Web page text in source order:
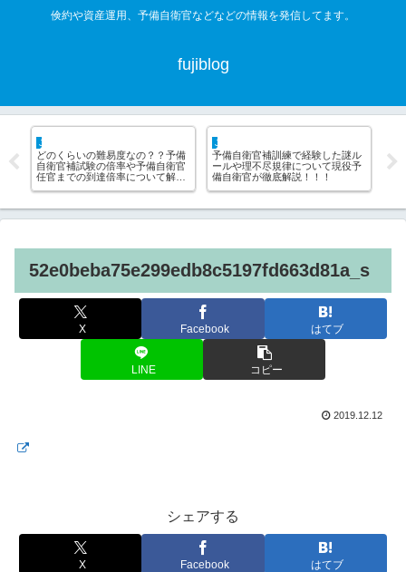
倹約や資産運用、予備自衛官などなどの情報を発信してます。
fujiblog
の？？予備
予備自衛官
ついて解
予備自衛官補訓練で経験した謎ル
ールや理不尽規律について現役予
備自衛官が徹底解説！！！
不動産屋は借主の敵！！ぼったく
られずに安く賃貸契約する方法に
ついて解説
52e0beba75e299edb8c5197fd663d81a_s
X Facebook はてブ
LINE コピー
2019.12.12
シェアする
X Facebook はてブ